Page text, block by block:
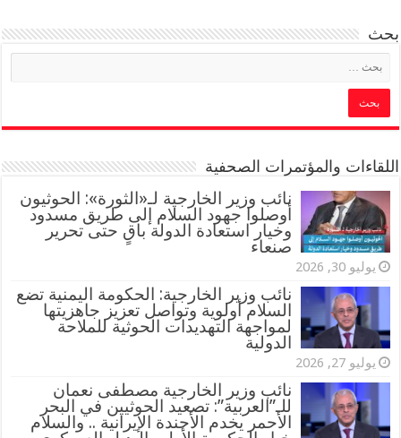
بحث
اللقاءات والمؤتمرات الصحفية
‏نائب وزير الخارجية لـ«الثورة»: الحوثيون
أوصلوا جهود السلام إلى طريق مسدود
وخيار استعادة الدولة باقٍ حتى تحرير
صنعاء
يوليو 30, 2026
نائب وزير الخارجية: الحكومة اليمنية تضع
السلام أولوية وتواصل تعزيز جاهزيتها
لمواجهة التهديدات الحوثية للملاحة
الدولية
يوليو 27, 2026
نائب وزير الخارجية مصطفى نعمان
للـ”العربية”: تصعيد الحوثيين في البحر
الأحمر يخدم الأجندة الإيرانية .. والسلام